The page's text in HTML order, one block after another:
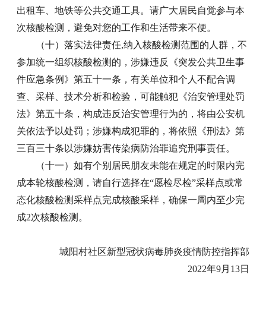
出租车、地铁等公共交通工具。请广大居民自觉参与本
次核酸检测，避免对您的工作和生活带来不便。
（十）落实法律责任,纳入核酸检测范围的人群，不
参加统一组织核酸检测的，涉嫌违反《突发公共卫生事
件应急条例》第五十一条，有关单位和个人不配合调
查、采样、技术分析和检验，可能触犯《治安管理处罚
法》第五十条，构成违反治安管理行为的，将由公安机
关依法予以处罚；涉嫌构成犯罪的，将依照《刑法》第
三百三十条以涉嫌妨害传染病防治罪追究刑事责任。
（十一）如有个别居民朋友未能在规定的时限内完
成本轮核酸检测，请自行选择在“愿检尽检”采样点或常
态化核酸检测采样点完成核酸采样，确保一周内至少完
成2次核酸检测。
城阳村社区新型冠状病毒肺炎疫情防控指挥部
2022年9月13日